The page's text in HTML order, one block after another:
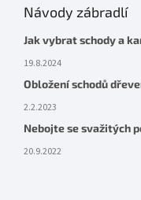
Návody zábradlí
Jak vybrat schody a
19.8.2024
Obložení schodů
2.2.2023
Nebojte se svažitých
20.9.2022